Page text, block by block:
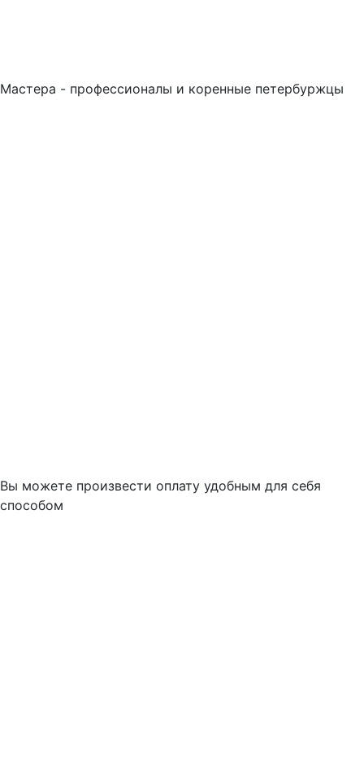
Мастера - профессионалы и коренные петербуржцы
Вы можете произвести оплату удобным для себя
способом